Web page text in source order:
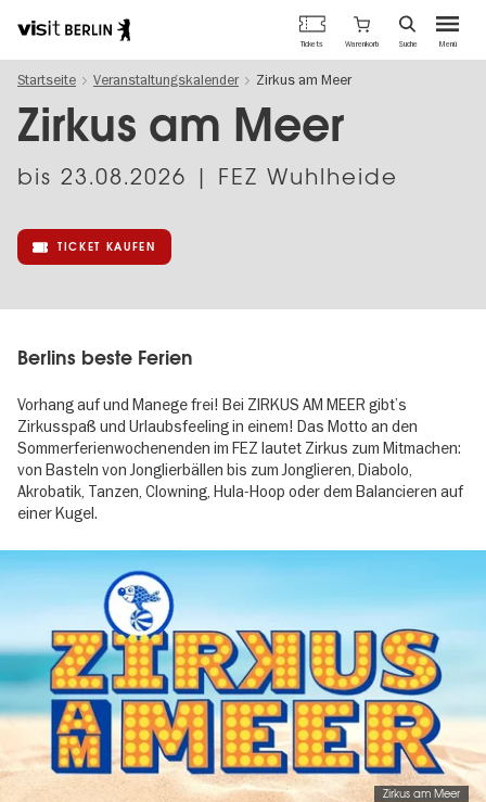
zum
Inhalt
Berlins
offizielles
Tourismusportal
Menü
Tickets Warenkorb Suche
Startseite Veranstaltungskalender Zirkus am Meer
Zirkus am Meer
bis 23.08.2026 | FEZ Wuhlheide
TICKET KAUFEN
Berlins beste Ferien
Vorhang auf und Manege frei! Bei ZIRKUS AM MEER gibt’s
Zirkusspaß und Urlaubsfeeling in einem! Das Motto an den
Sommerferienwochenenden im FEZ lautet Zirkus zum Mitmachen:
von Basteln von Jonglierbällen bis zum Jonglieren, Diabolo,
Akrobatik, Tanzen, Clowning, Hula-Hoop oder dem Balancieren auf
einer Kugel.
Image
Zirkus am Meer